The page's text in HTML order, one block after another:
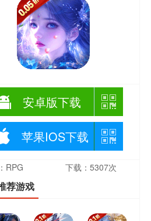
安卓版下载
苹果IOS下载
RPG 下载：5307次
荐游戏